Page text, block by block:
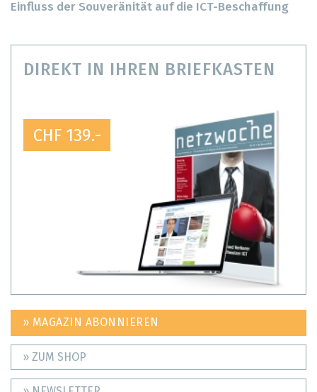
Einfluss der Souveränität auf die ICT-Beschaffung
DIREKT IN IHREN BRIEFKASTEN
CHF 139.-
» MAGAZIN ABONNIEREN
» ZUM SHOP